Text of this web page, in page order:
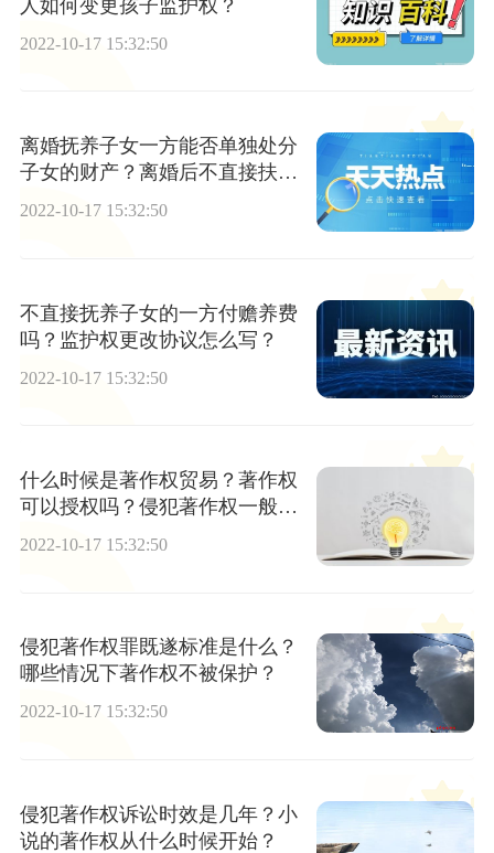
人如何变更孩子监护权？
2022-10-17 15:32:50
离婚抚养子女一方能否单独处分
子女的财产？离婚后不直接扶养
孩子的一方权利义务有哪些？
2022-10-17 15:32:50
不直接抚养子女的一方付赡养费
吗？监护权更改协议怎么写？
2022-10-17 15:32:50
什么时候是著作权贸易？著作权
可以授权吗？侵犯著作权一般赔
偿标准是多少？
2022-10-17 15:32:50
侵犯著作权罪既遂标准是什么？
哪些情况下著作权不被保护？
2022-10-17 15:32:50
侵犯著作权诉讼时效是几年？小
说的著作权从什么时候开始？